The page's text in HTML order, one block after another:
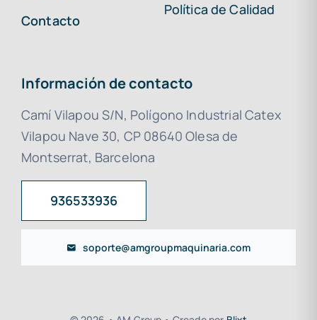
Contacto
Política de Calidad
Información de contacto
Camí Vilapou S/N, Polígono Industrial Catex
Vilapou Nave 30, CP 08640 Olesa de
Montserrat, Barcelona
936533936
soporte@amgroupmaquinaria.com